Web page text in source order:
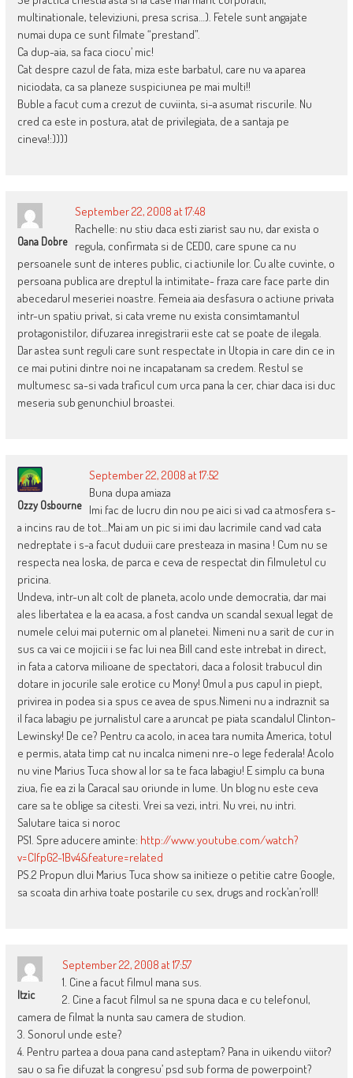
multinationale, televiziuni, presa scrisa…). Fetele sunt angajate
numai dupa ce sunt filmate “prestand”.
Ca dup-aia, sa faca ciocu’ mic!
Cat despre cazul de fata, miza este barbatul, care nu va aparea
niciodata, ca sa planeze suspiciunea pe mai multi!!
Buble a facut cum a crezut de cuviinta, si-a asumat riscurile. Nu
cred ca este in postura, atat de privilegiata, de a santaja pe
cineva!:))))
Oana Dobre
September 22, 2008 at 17:48
Rachelle: nu stiu daca esti ziarist sau nu, dar exista o
regula, confirmata si de CEDO, care spune ca nu
persoanele sunt de interes public, ci actiunile lor. Cu alte cuvinte, o
persoana publica are dreptul la intimitate- fraza care face parte din
abecedarul meseriei noastre. Femeia aia desfasura o actiune privata
intr-un spatiu privat, si cata vreme nu exista consimtamantul
protagonistilor, difuzarea inregistrarii este cat se poate de ilegala.
Dar astea sunt reguli care sunt respectate in Utopia in care din ce in
ce mai putini dintre noi ne incapatanam sa credem. Restul se
multumesc sa-si vada traficul cum urca pana la cer, chiar daca isi duc
meseria sub genunchiul broastei.
Ozzy Osbourne
September 22, 2008 at 17:52
Buna dupa amiaza
Imi fac de lucru din nou pe aici si vad ca atmosfera s-
a incins rau de tot…Mai am un pic si imi dau lacrimile cand vad cata
nedreptate i s-a facut duduii care presteaza in masina ! Cum nu se
respecta nea Ioska, de parca e ceva de respectat din filmuletul cu
pricina.
Undeva, intr-un alt colt de planeta, acolo unde democratia, dar mai
ales libertatea e la ea acasa, a fost candva un scandal sexual legat de
numele celui mai puternic om al planetei. Nimeni nu a sarit de cur in
sus ca vai ce mojicii i se fac lui nea Bill cand este intrebat in direct,
in fata a catorva milioane de spectatori, daca a folosit trabucul din
dotare in jocurile sale erotice cu Mony! Omul a pus capul in piept,
privirea in podea si a spus ce avea de spus.Nimeni nu a indraznit sa
il faca labagiu pe jurnalistul care a aruncat pe piata scandalul Clinton-
Lewinsky! De ce? Pentru ca acolo, in acea tara numita America, totul
e permis, atata timp cat nu incalca nimeni nre-o lege federala! Acolo
nu vine Marius Tuca show al lor sa te faca labagiu! E simplu ca buna
ziua, fie ea zi la Caracal sau oriunde in lume. Un blog nu este ceva
care sa te oblige sa citesti. Vrei sa vezi, intri. Nu vrei, nu intri.
Salutare taica si noroc
PS1. Spre aducere aminte: http://www.youtube.com/watch?
v=ClfpG2-1Bv4&feature=related
PS.2 Propun dlui Marius Tuca show sa initieze o petitie catre Google,
sa scoata din arhiva toate postarile cu sex, drugs and rock’an’roll!
Itzic
September 22, 2008 at 17:57
1. Cine a facut filmul mana sus.
2. Cine a facut filmul sa ne spuna daca e cu telefonul,
camera de filmat la nunta sau camera de studion.
3. Sonorul unde este?
4. Pentru partea a doua pana cand asteptam? Pana in uikendu viitor?
sau o sa fie difuzat la congresu’ psd sub forma de powerpoint?